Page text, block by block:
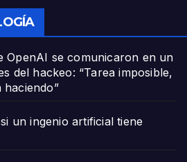
OpenAI se comunicaron en un
del hackeo: “Tarea imposible,
un ingenio artificial tiene